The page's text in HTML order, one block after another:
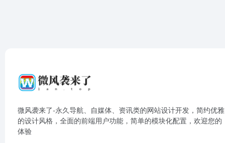
微风袭来了-永久导航、自媒体、资讯类的网站设计开发，简约优雅
的设计风格，全面的前端用户功能，简单的模块化配置，欢迎您的
体验